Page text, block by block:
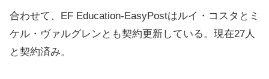
合わせて、EF Education-EasyPostはルイ・コスタとミ
ケル・ヴァルグレンとも契約更新している。現在27人
と契約済み。